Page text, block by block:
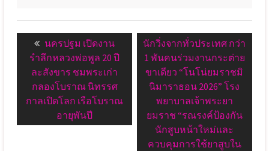
แนะแนว
เรื่อง Previous
post:
นครปฐม เปิดงาน
รำลึกหลวงพ่อพูล 20 ปี
ละสังขาร ชมพระเก่า
กลองโบราณ นิทรรศ
กาลเปิดโลก เรือโบราณ
อายุพันปี
Next
post:
นักวิ่งจากทั่วประเทศ กว่า
1 พันคนร่วมงานกระต่าย
ขาเดียว “โนโน่ยมราชมิ
นิมาราธอน 2026” โรง
พยาบาลเจ้าพระยา
ยมราช “รณรงค์ป้องกัน
นักสูบหน้าใหม่และ
ควบคุมการใช้ยาสูบใน